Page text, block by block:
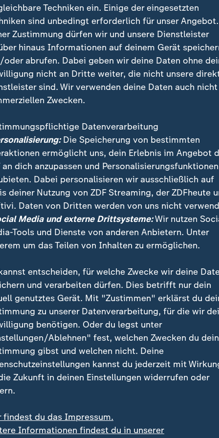
hat angekündigt, heimliche Nacktaufnahmen
unter Strafe zu stellen. Damit wolle man besser
:
Ballsaal-Projekt
gestoppt
0:28
Britischer Musikproduzent
William Orbit mit 69
gestorben
Video0:27
Techniken ein. Einige der eingesetzten
sind unbedingt erforderlich für unser
Zustimmung dürfen wir und unsere Dienstleister
hinaus Informationen auf deinem Gerät
oder abrufen. Dabei geben wir deine Daten ohne
nicht an Dritte weiter, die nicht unsere
sind. Wir verwenden deine Daten auch nicht
Zwecken.
Datenverarbeitung
Die Speicherung von bestimmten
ermöglicht uns, dein Erlebnis im Angebot
an dich anzupassen und Personalisierungsfunktionen
Dabei personalisieren wir ausschließlich auf
deiner Nutzung von ZDF Streaming, der ZDFheute
Daten von Dritten werden von uns nicht
Media und externe Drittsysteme:Wir nutzen
Tools und Dienste von anderen Anbietern. Unter
um das Teilen von Inhalten zu ermöglichen.
entscheiden, für welche Zwecke wir deine
und verarbeiten dürfen. Dies betrifft nur dein
genutztes Gerät. Mit "Zustimmen" erklärst du
zu unserer Datenverarbeitung, für die wir
benötigen. Oder du legst unter
Ablehnen" fest, welchen Zwecken du
gibst und welchen nicht. Deine
kannst du jederzeit mit
Zukunft in deinen Einstellungen widerrufen oder
findest du das Impressum.
Informationen findest du in unserer